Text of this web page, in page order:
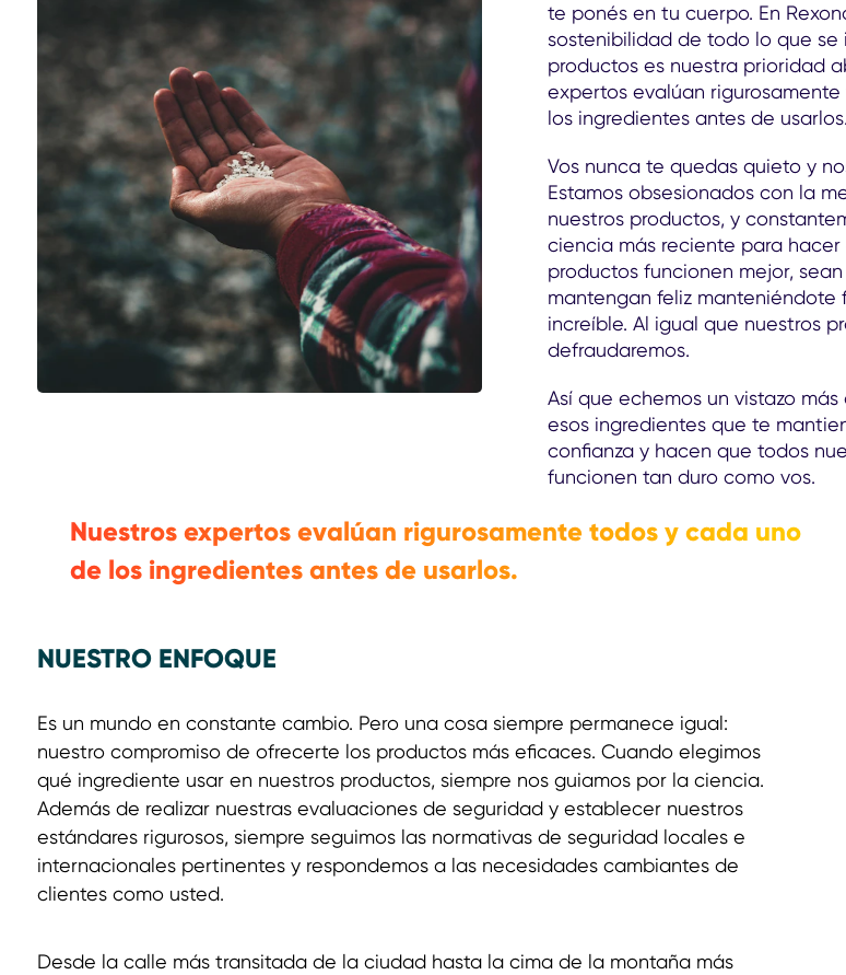
te ponés en tu cuerpo. En
sostenibilidad de todo lo que se
productos es nuestra prioridad
expertos evalúan
los ingredientes antes de usarlos.
Vos nunca te quedas quieto y
Estamos obsesionados con la
nuestros productos, y
ciencia más reciente para hacer
productos funcionen mejor,
mantengan feliz manteniéndote
increíble. Al igual que nuestros
defraudaremos.
Así que echemos un vistazo
esos ingredientes que te
confianza y hacen que todos
funcionen tan duro como vos.
Nuestros expertos evalúan rigurosamente todos y cada uno
de los ingredientes antes de usarlos.
NUESTRO ENFOQUE
Es un mundo en constante cambio. Pero una cosa siempre permanece igual:
nuestro compromiso de ofrecerte los productos más eficaces. Cuando elegimos
qué ingrediente usar en nuestros productos, siempre nos guiamos por la ciencia.
Además de realizar nuestras evaluaciones de seguridad y establecer nuestros
estándares rigurosos, siempre seguimos las normativas de seguridad locales e
internacionales pertinentes y respondemos a las necesidades cambiantes de
clientes como usted.
Desde la calle más transitada de la ciudad hasta la cima de la montaña más